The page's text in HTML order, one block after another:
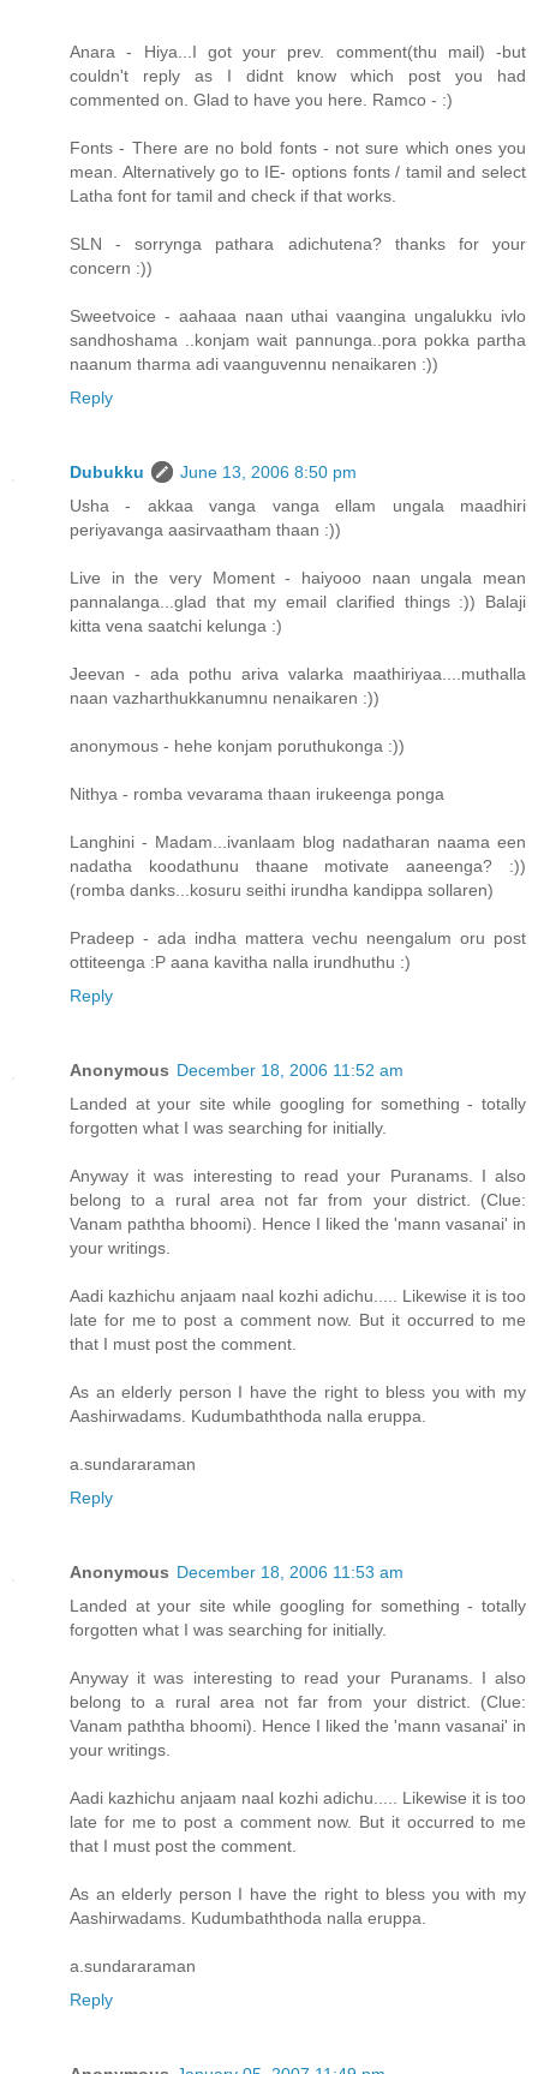
Anara - Hiya...I got your prev. comment(thu mail) -but
couldn't reply as I didnt know which post you had
commented on. Glad to have you here. Ramco - :)
Fonts - There are no bold fonts - not sure which ones you
mean. Alternatively go to IE- options fonts / tamil and select
Latha font for tamil and check if that works.
SLN - sorrynga pathara adichutena? thanks for your
concern :))
Sweetvoice - aahaaa naan uthai vaangina ungalukku ivlo
sandhoshama ..konjam wait pannunga..pora pokka partha
naanum tharma adi vaanguvennu nenaikaren :))
Reply
Dubukku
June 13, 2006 8:50 pm
Usha - akkaa vanga vanga ellam ungala maadhiri
periyavanga aasirvaatham thaan :))
Live in the very Moment - haiyooo naan ungala mean
pannalanga...glad that my email clarified things :)) Balaji
kitta vena saatchi kelunga :)
Jeevan - ada pothu ariva valarka maathiriyaa....muthalla
naan vazharthukkanumnu nenaikaren :))
anonymous - hehe konjam poruthukonga :))
Nithya - romba vevarama thaan irukeenga ponga
Langhini - Madam...ivanlaam blog nadatharan naama een
nadatha koodathunu thaane motivate aaneenga? :))
(romba danks...kosuru seithi irundha kandippa sollaren)
Pradeep - ada indha mattera vechu neengalum oru post
ottiteenga :P aana kavitha nalla irundhuthu :)
Reply
Anonymous December 18, 2006 11:52 am
Landed at your site while googling for something - totally
forgotten what I was searching for initially.
Anyway it was interesting to read your Puranams. I also
belong to a rural area not far from your district. (Clue:
Vanam paththa bhoomi). Hence I liked the 'mann vasanai' in
your writings.
Aadi kazhichu anjaam naal kozhi adichu..... Likewise it is too
late for me to post a comment now. But it occurred to me
that I must post the comment.
As an elderly person I have the right to bless you with my
Aashirwadams. Kudumbaththoda nalla eruppa.
a.sundararaman
Reply
Anonymous December 18, 2006 11:53 am
Landed at your site while googling for something - totally
forgotten what I was searching for initially.
Anyway it was interesting to read your Puranams. I also
belong to a rural area not far from your district. (Clue:
Vanam paththa bhoomi). Hence I liked the 'mann vasanai' in
your writings.
Aadi kazhichu anjaam naal kozhi adichu..... Likewise it is too
late for me to post a comment now. But it occurred to me
that I must post the comment.
As an elderly person I have the right to bless you with my
Aashirwadams. Kudumbaththoda nalla eruppa.
a.sundararaman
Reply